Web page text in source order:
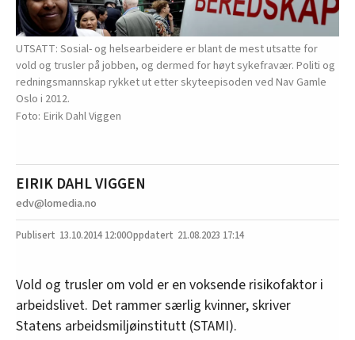
UTSATT: Sosial- og helsearbeidere er blant de mest utsatte for
vold og trusler på jobben, og dermed for høyt sykefravær. Politi og
redningsmannskap rykket ut etter skyteepisoden ved Nav Gamle
Oslo i 2012.
Eirik Dahl Viggen
EIRIK DAHL VIGGEN
edv@lomedia.no
13.10.2014 12:00 21.08.2023 17:14
Vold og trusler om vold er en voksende risikofaktor i
arbeidslivet. Det rammer særlig kvinner, skriver
Statens arbeidsmiljøinstitutt (STAMI).